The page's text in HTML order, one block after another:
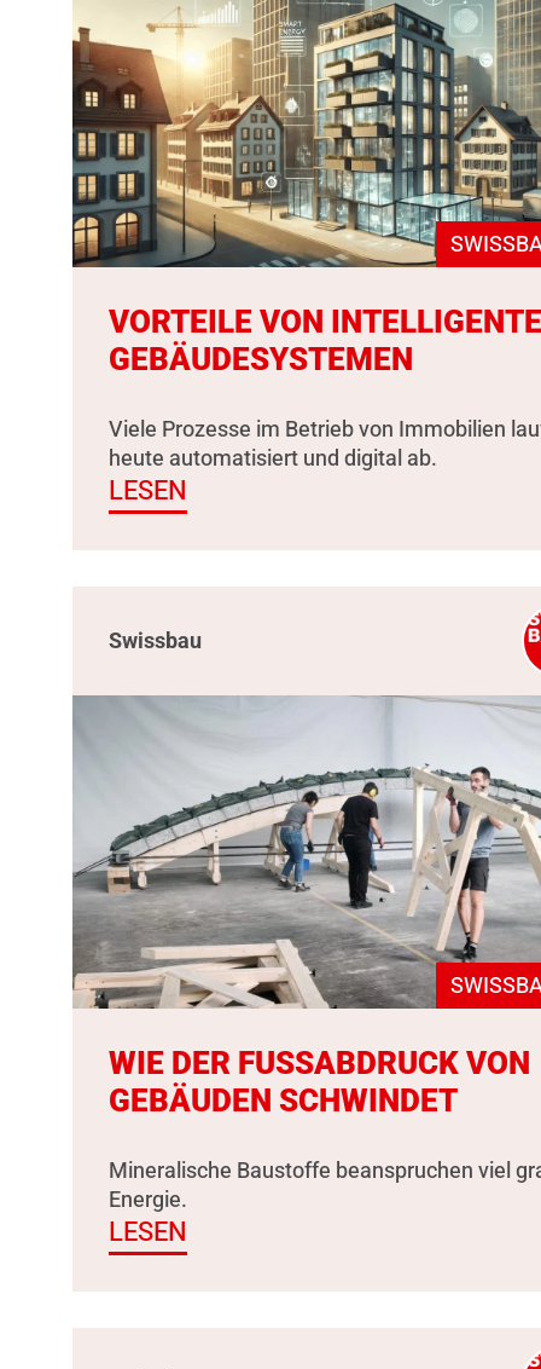
VORTEILE VON
GEBÄUDESYSTEMEN
Viele Prozesse im Betrieb von Immobilien
heute automatisiert und digital ab.
LESEN
Swissbau
WIE DER FUSSABDRUCK VON
GEBÄUDEN SCHWINDET
Mineralische Baustoffe beanspruchen viel
Energie.
LESEN